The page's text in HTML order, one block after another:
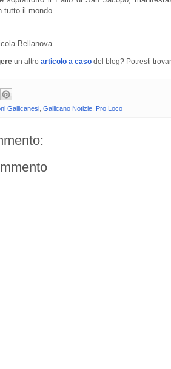
tutto il mondo.
Bellanova
un altro articolo a caso del blog? Potresti
Gallicanesi Gallicano Notizie Pro Loco